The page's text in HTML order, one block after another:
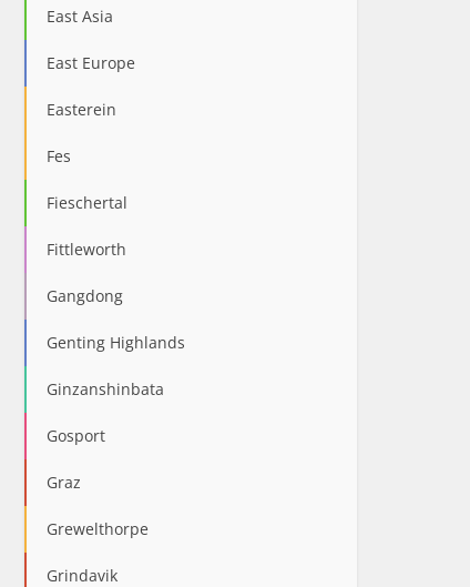
East Asia
East Europe
Easterein
Fes
Fieschertal
Fittleworth
Gangdong
Genting Highlands
Ginzanshinbata
Gosport
Graz
Grewelthorpe
Grindavik